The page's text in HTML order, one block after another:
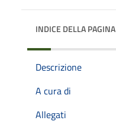
INDICE DELLA PAGINA
Descrizione
A cura di
Allegati